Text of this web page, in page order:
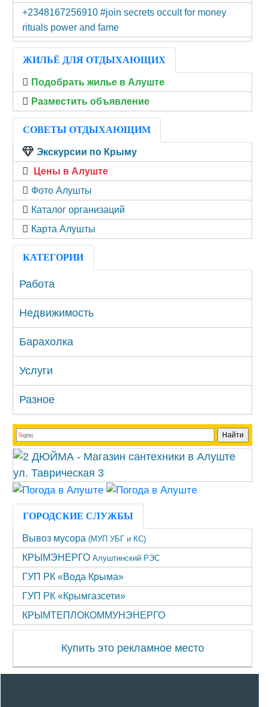
+2348167256910 #join secrets occult for money
rituals power and fame
ЖИЛЬЁ ДЛЯ ОТДЫХАЮЩИХ
Подобрать жилье в Алуште
Разместить объявление
СОВЕТЫ ОТДЫХАЮЩИМ
Экскурсии по Крыму
Цены в Алуште
Фото Алушты
Каталог организаций
Карта Алушты
КАТЕГОРИИ
Работа
Недвижимость
Барахолка
Услуги
Разное
ГОРОДСКИЕ СЛУЖБЫ
Вывоз мусора (МУП УБГ и КС)
КРЫМЭНЕРГО Алуштинский РЭС
ГУП РК «Вода Крыма»
ГУП РК «Крымгазсети»
КРЫМТЕПЛОКОММУНЭНЕРГО
Купить это рекламное место